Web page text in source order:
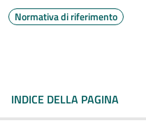
Normativa di riferimento
INDICE DELLA PAGINA